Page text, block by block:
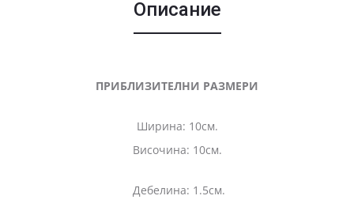
Описание
ПРИБЛИЗИТЕЛНИ РАЗМЕРИ
Ширина: 10см.
Височина: 10см.
Дебелина: 1.5см.